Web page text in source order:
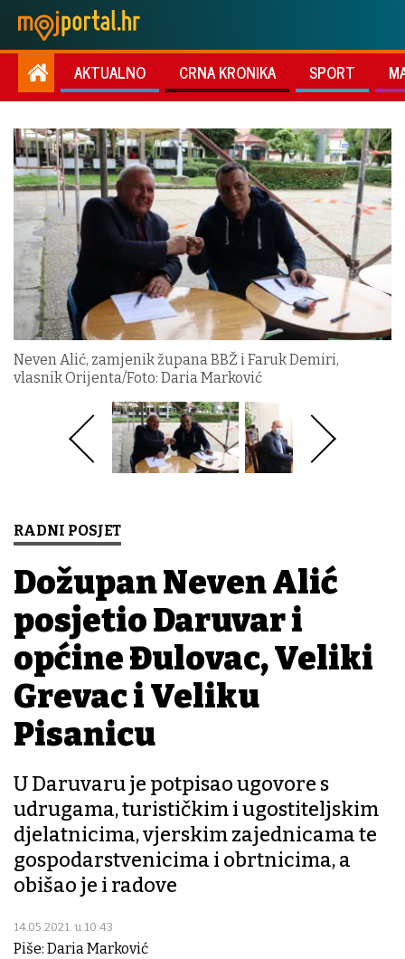
AKTUALNO CRNA KRONIKA SPORT
Neven Alić, zamjenik župana BBŽ i Faruk Demiri,
vlasnik Orijenta/Foto: Daria Marković
RADNI POSJET
Dožupan Neven Alić
posjetio Daruvar i
općine Đulovac, Veliki
Grđevac i Veliku
Pisanicu
U Daruvaru je potpisao ugovore s
udrugama, turističkim i ugostiteljskim
djelatnicima, vjerskim zajednicama te
gospodarstvenicima i obrtnicima, a
obišao je i radove
14.05.2021. u 10:43
Piše: Daria Marković